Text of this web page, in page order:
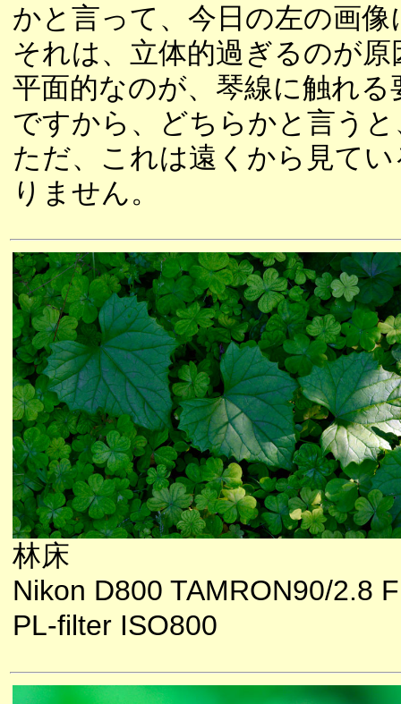
かと言って、今日の左の画
それは、立体的過ぎるのが
平面的なのが、琴線に触れ
ですから、どちらかと言う
ただ、これは遠くから見て
りません。
林床
Nikon D800 TAMRON90/2.8
PL-filter ISO800